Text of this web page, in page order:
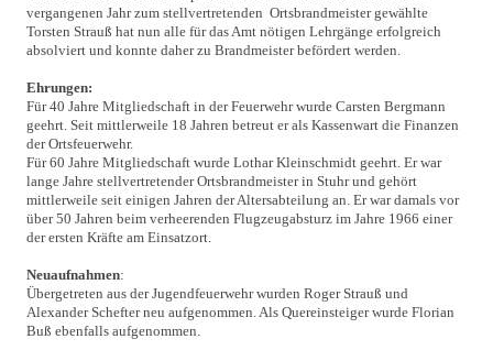
vergangenen Jahr zum stellvertretenden Ortsbrandmeister gewählte
Torsten Strauß hat nun alle für das Amt nötigen Lehrgänge erfolgreich
absolviert und konnte daher zu Brandmeister befördert werden.
Ehrungen:
Für 40 Jahre Mitgliedschaft in der Feuerwehr wurde Carsten Bergmann
geehrt. Seit mittlerweile 18 Jahren betreut er als Kassenwart die Finanzen
der Ortsfeuerwehr.
Für 60 Jahre Mitgliedschaft wurde Lothar Kleinschmidt geehrt. Er war
lange Jahre stellvertretender Ortsbrandmeister in Stuhr und gehört
mittlerweile seit einigen Jahren der Altersabteilung an. Er war damals vor
über 50 Jahren beim verheerenden Flugzeugabsturz im Jahre 1966 einer
der ersten Kräfte am Einsatzort.
Neuaufnahmen:
Übergetreten aus der Jugendfeuerwehr wurden Roger Strauß und
Alexander Schefter neu aufgenommen. Als Quereinsteiger wurde Florian
Buß ebenfalls aufgenommen.